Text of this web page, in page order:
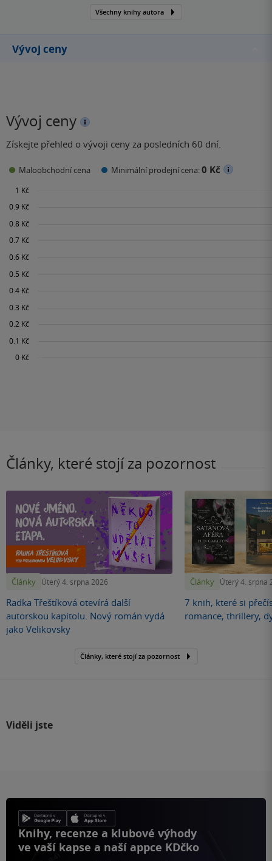
Všechny knihy autora
Vývoj ceny
Vývoj ceny
Získejte přehled o vývoji ceny za posledních 60 dní.
Maloobchodní cena Minimální prodejní cena:0 Kč
Články, které stojí za pozornost
Články Úterý 4. srpna 2026
Radka Třeštíková otevírá další
autorskou kapitolu. Nový román vydá
jako Velikovsky
Články Úterý 4. srpna
7 knih, které si
romance, thrillery,
Články, které stojí za pozornost
Viděli jste
Knihy, recenze a klubové výhody
ve vaší kapse a naší appce KDčko